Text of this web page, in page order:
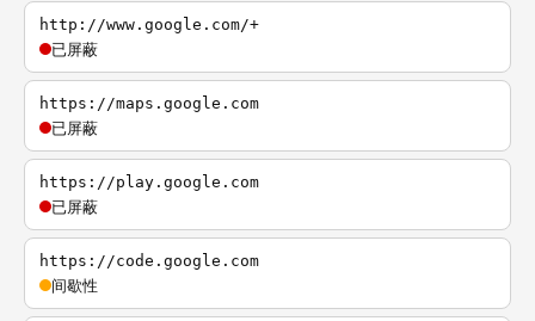
http://www.google.com/+
已屏蔽
https://maps.google.com
已屏蔽
https://play.google.com
已屏蔽
https://code.google.com
间歇性